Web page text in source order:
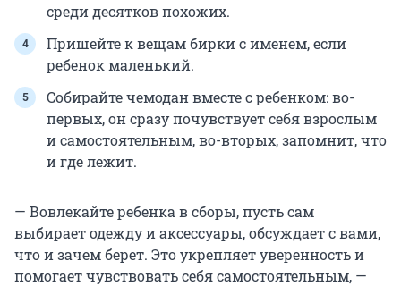
среди десятков похожих.
Пришейте к вещам бирки с именем, если
ребенок маленький.
Собирайте чемодан вместе с ребенком: во-
первых, он сразу почувствует себя взрослым
и самостоятельным, во-вторых, запомнит, что
и где лежит.
— Вовлекайте ребенка в сборы, пусть сам
выбирает одежду и аксессуары, обсуждает с вами,
что и зачем берет. Это укрепляет уверенность и
помогает чувствовать себя самостоятельным, —